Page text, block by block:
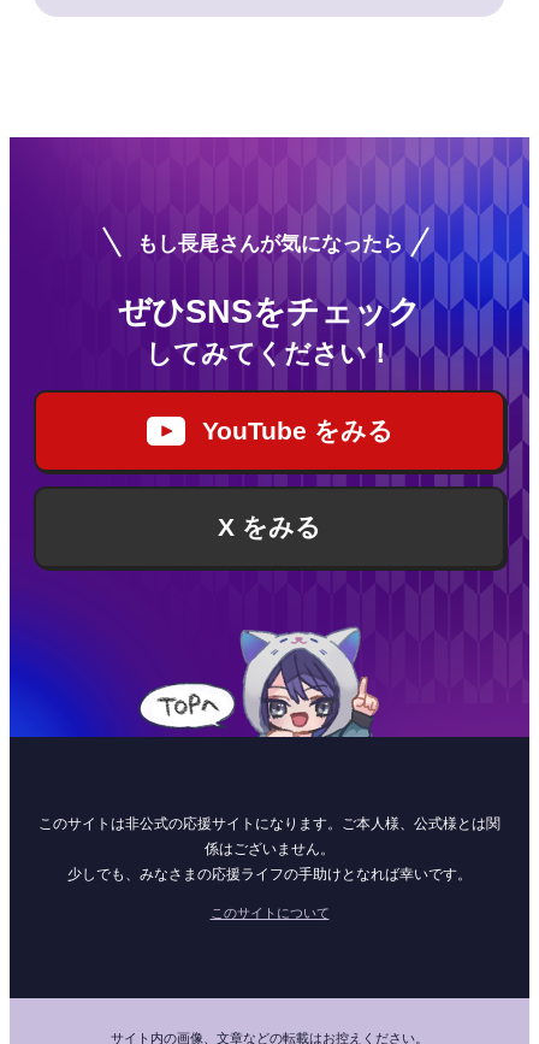
もし長尾さんが気になったら
ぜひSNSをチェック
してみてください！
YouTube をみる
X をみる
このサイトは非公式の応援サイトになります。ご本人様、公式様とは関
係はございません。
少しでも、みなさまの応援ライフの手助けとなれば幸いです。
このサイトについて
サイト内の画像、文章などの転載はお控えください。